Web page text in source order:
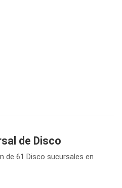
de Disco
de 61 Disco sucursales en